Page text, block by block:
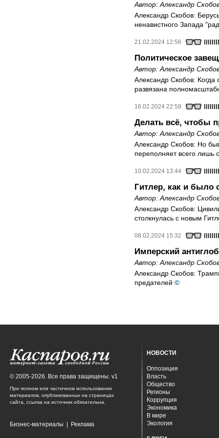
Автор: Александр
Александр Скобов:
ненавистного Запада
21.02.2024 12:56
Политическое
Автор: Александр
Александр Скобов:
развязана
16.02.2024 22:59
Делать всё, чтобы
Автор: Александр
Александр Скобов: Но
переполняет всего лишь
10.02.2024 13:44
Гитлер, как и было
Автор: Александр
Александр Скобов:
столкнулась с новым
08.02.2024 15:32
Имперский
Автор: Александр
Александр Скобов:
предателей ©
© 2005-2026. Все права защищены. v1
При полном или частичном использовании
материалов, опубликованных на страницах
сайта, ссылка на источник обязательна.
Бизнес-материалы Реклама
НОВОСТИ
Оппозиция
Власть
Общество
Регионы
Коррупция
Экономика
В мире
Экология